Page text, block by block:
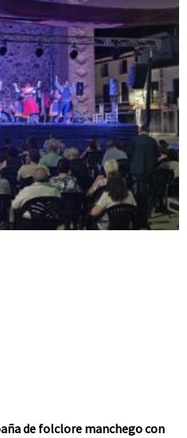
de folclore manchego con